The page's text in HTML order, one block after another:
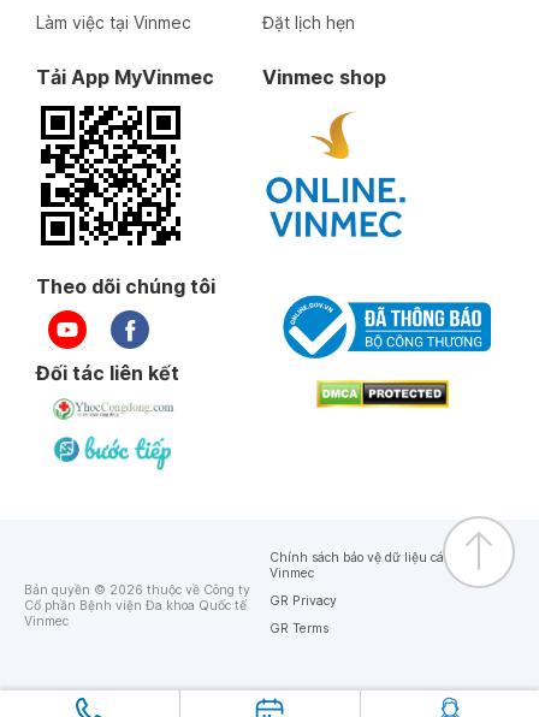
Làm việc tại Vinmec
Đặt lịch hẹn
Tải App MyVinmec Vinmec shop
Theo dõi chúng tôi
Đối tác liên kết
Bản quyền © 2026 thuộc về Công ty
Cổ phần Bệnh viện Đa khoa Quốc tế
Vinmec
Chính sách bảo vệ dữ liệu cá nhân của
Vinmec
GR Privacy
GR Terms